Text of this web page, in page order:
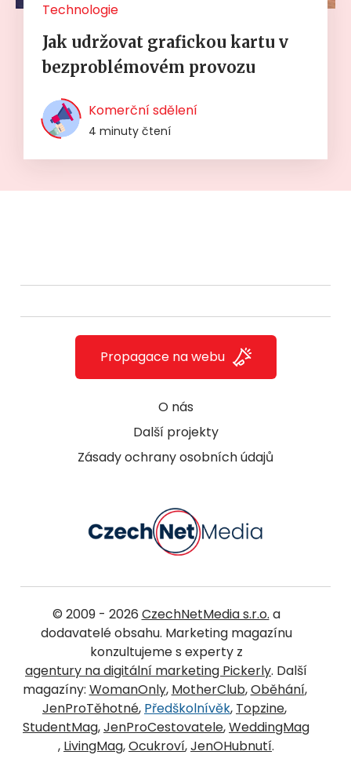
Technologie
Jak udržovat grafickou kartu v
bezproblémovém provozu
Komerční sdělení
4 minuty čtení
O nás
Další projekty
Zásady ochrany osobních údajů
Propagace na webu
© 2009 - 2026 CzechNetMedia s.r.o. a
dodavatelé obsahu. Marketing magazínu
konzultujeme s experty z
agentury na digitální marketing Pickerly. Další
magazíny: WomanOnly, MotherClub,Oběhání,
JenProTěhotné, Předškolnívěk, Topzine,
StudentMag,JenProCestovatele,WeddingMag
, LivingMag,Ocukroví,JenOHubnutí.